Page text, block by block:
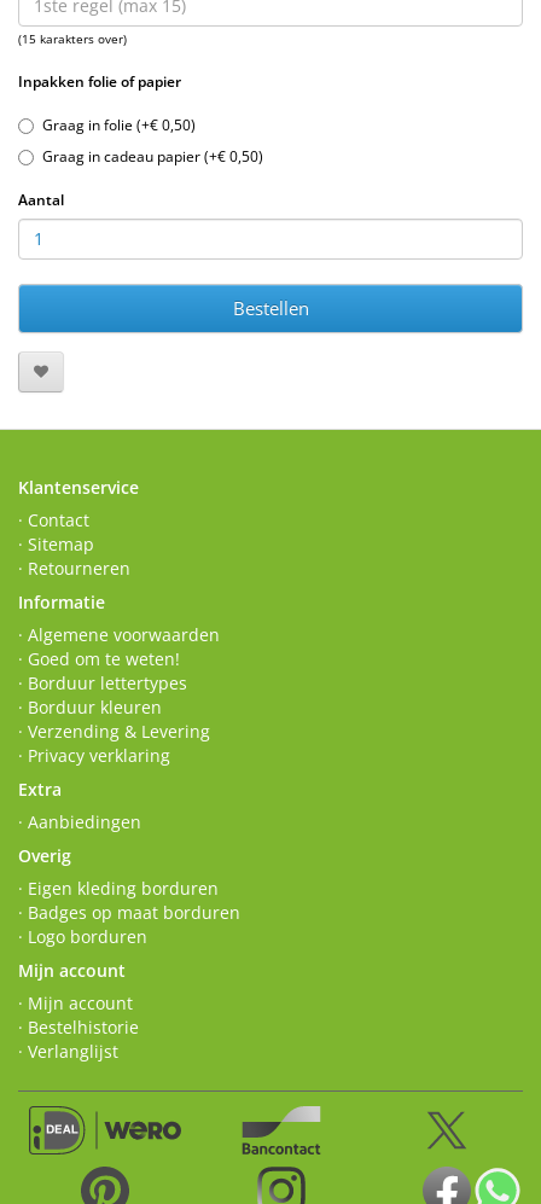
(15 karakters over)
Inpakken folie of papier
Graag in folie (+€ 0,50)
Graag in cadeau papier (+€ 0,50)
Aantal
Bestellen
Klantenservice
· Contact
· Sitemap
· Retourneren
Informatie
· Algemene voorwaarden
· Goed om te weten!
· Borduur lettertypes
· Borduur kleuren
· Verzending & Levering
· Privacy verklaring
Extra
· Aanbiedingen
Overig
· Eigen kleding borduren
· Badges op maat borduren
· Logo borduren
Mijn account
· Mijn account
· Bestelhistorie
· Verlanglijst